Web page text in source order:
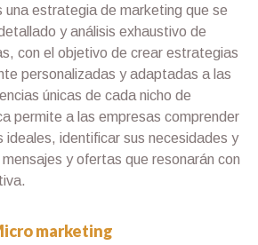
una estrategia de marketing que se
y análisis exhaustivo de
con el objetivo de crear estrategias
personalizadas y adaptadas a las
únicas de cada nicho de
permite a las empresas comprender
ideales, identificar sus necesidades y
y ofertas que resonarán con
marketing